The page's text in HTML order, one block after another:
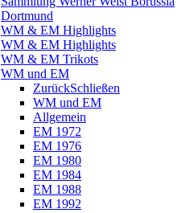
Dortmund
WM & EM Highlights
WM & EM Highlights
WM & EM Trikots
WM und EM
ZurückSchließen
WM und EM
Allgemein
EM 1972
EM 1976
EM 1980
EM 1984
EM 1988
EM 1992